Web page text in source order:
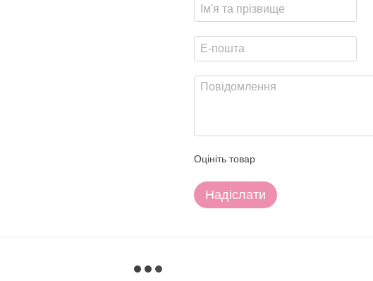
Оцініть товар
Надіслати